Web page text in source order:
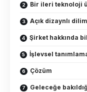
Bir ileri teknoloji
Açık dizaynlı
Şirket hakkında
İşlevsel
Çözüm
Geleceğe